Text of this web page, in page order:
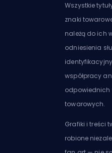
Wszystkie
znaki
należą do ich
odniesienia
współpracy
odpowiednich
towarowych.
Grafiki i treści
robione